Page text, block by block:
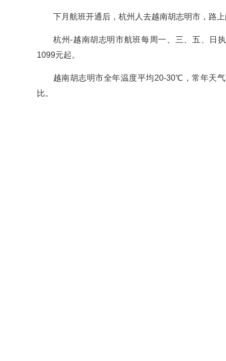
下月航班开通后，杭州人去越南胡志明市，路
杭州-越南胡志明市航班每周一、三、五、日
1099元起。
越南胡志明市全年温度平均20-30℃，常年天
比。